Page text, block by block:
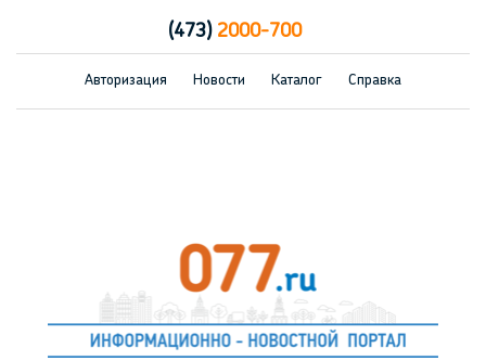
(473)2000-700
Авторизация Новости Каталог Справка